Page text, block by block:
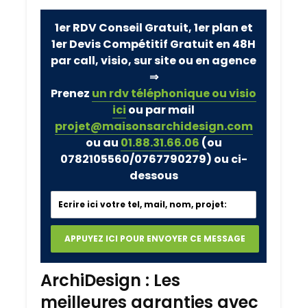
1er RDV Conseil Gratuit, 1er plan et
1er Devis Compétitif Gratuit en 48H
par call, visio, sur site ou en agence
⇒
Prenez un rdv téléphonique ou visio
ici ou par mail
projet@maisonsarchidesign.com
ou au 01.88.31.66.06 (ou
0782105560/0767790279) ou ci-
dessous
ArchiDesign : Les
meilleures garanties avec